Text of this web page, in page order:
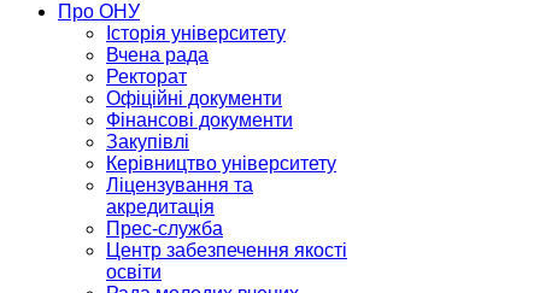
Про ОНУ
Історія університету
Вчена рада
Ректорат
Офіційні документи
Фінансові документи
Закупівлі
Керівництво університету
Ліцензування та
акредитація
Прес-служба
Центр забезпечення якості
освіти